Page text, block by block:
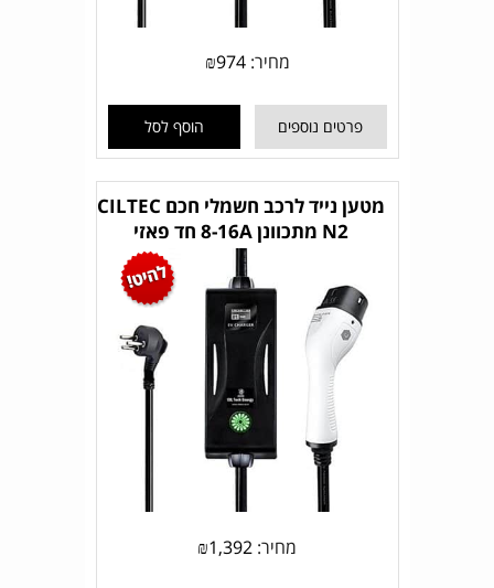
מחיר: ₪974
פרטים נוספים הוסף לסל
מטען נייד לרכב חשמלי חכם CILTEC
N2 מתכוונן 8-16A חד פאזי
מחיר: ₪1,392